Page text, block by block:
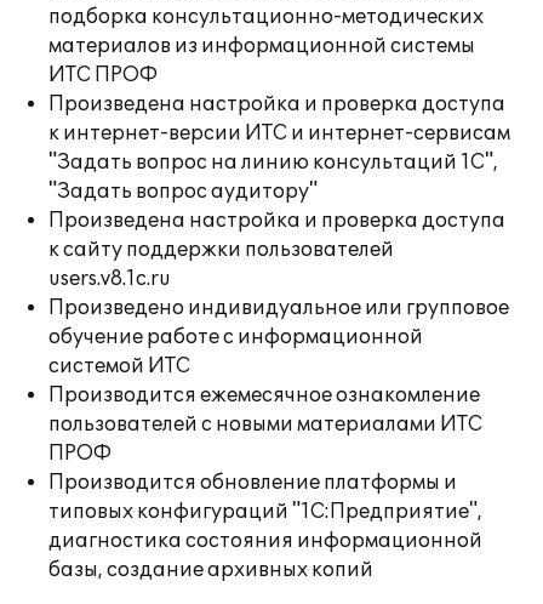
подборка консультационно-методических
материалов из информационной системы
ИТС ПРОФ
Произведена настройка и проверка доступа
к интернет-версии ИТС и интернет-сервисам
"Задать вопрос на линию консультаций 1С",
"Задать вопрос аудитору"
Произведена настройка и проверка доступа
к сайту поддержки пользователей
users.v8.1c.ru
Произведено индивидуальное или групповое
обучение работе с информационной
системой ИТС
Производится ежемесячное ознакомление
пользователей с новыми материалами ИТС
ПРОФ
Производится обновление платформы и
типовых конфигураций "1С:Предприятие",
диагностика состояния информационной
базы, создание архивных копий